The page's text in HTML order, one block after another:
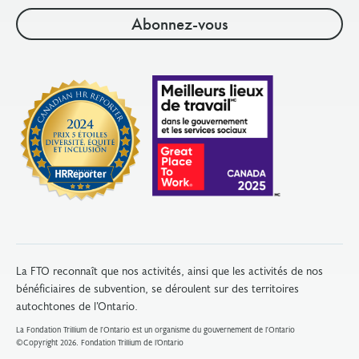
des demandes de subvention.
doit compter au moins trois membres ayant un
mandat actif. Leur mandat doit être actif à la date
limite de soumission des demandes.
Au moins 50 % des membres du conseil
d’administration maintiennent une relation sans
lien de dépendance entre eux. Cela signifie que
liés entre eux, ne travaillent pas en tant que
partenaires d’affaires ou ne sont pas autrement
dans une relation où les intérêts peuvent être
compromis.
La FTO reconnaît que nos activités, ainsi que les activités de nos
bénéficiaires de subvention, se déroulent sur des territoires
autochtones de l’Ontario.
La Fondation Trillium de l'Ontario est un organisme du gouvernement de l'Ontario
©Copyright 2026. Fondation Trillium de l’Ontario